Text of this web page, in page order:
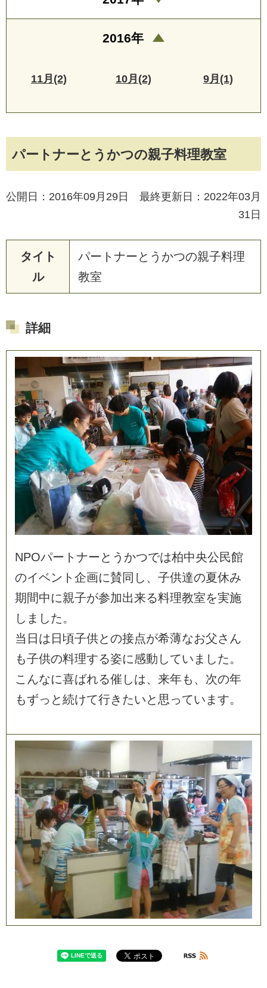
パートナーとうかつの親子料理教室
公開日：2016年09月29日 最終更新日：2022年03月
31日
タイト
ル
パー ト ナーと う かつの親子料理
教室
詳細
NPOパー ト ナーと う かつでは柏中央公民館
のイベン ト 企画に賛同 し 、 子供達の夏休み
期 間中に親子が参加出来る料理教室を実施
し ま した。
当 日 は 日 頃子供との接点が希薄なお父さ ん
も子供の料理する姿に感動 してい ま した。
こ んなに喜ばれる催 しは、 来年も 、 次の年
もずっ と続けて行き たいと 思 ってい ま す。
2016年
11月(2) 10月(2) 9月(1)